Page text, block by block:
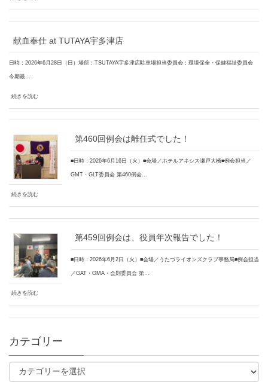
献血奉仕 at TUTAYA宇多津店
日時：2026年6月28日（日）場所：TSUTAYA宇多津店駐車場担当委員会：環境保全・保健福祉委員会
今期最…
続きを読む
第460回例会は離任式でした！
■日時：2026年6月16日（火）■会場／ホテルアネシス瀬戸大橋■例会担当／
GMT・GLT委員会 第460例会…
続きを読む
第459回例会は、役員年次報告でした！
■日時：2026年6月2日（火）■会場／うたづライオンズクラブ事務局■例会担当
／GAT・GMA・会則委員会 第…
続きを読む
カテゴリー